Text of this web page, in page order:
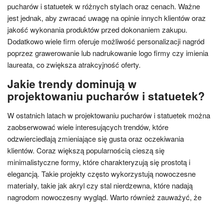
pucharów i statuetek w różnych stylach oraz cenach. Ważne
jest jednak, aby zwracać uwagę na opinie innych klientów oraz
jakość wykonania produktów przed dokonaniem zakupu.
Dodatkowo wiele firm oferuje możliwość personalizacji nagród
poprzez grawerowanie lub nadrukowanie logo firmy czy imienia
laureata, co zwiększa atrakcyjność oferty.
Jakie trendy dominują w
projektowaniu pucharów i statuetek?
W ostatnich latach w projektowaniu pucharów i statuetek można
zaobserwować wiele interesujących trendów, które
odzwierciedlają zmieniające się gusta oraz oczekiwania
klientów. Coraz większą popularnością cieszą się
minimalistyczne formy, które charakteryzują się prostotą i
elegancją. Takie projekty często wykorzystują nowoczesne
materiały, takie jak akryl czy stal nierdzewna, które nadają
nagrodom nowoczesny wygląd. Warto również zauważyć, że